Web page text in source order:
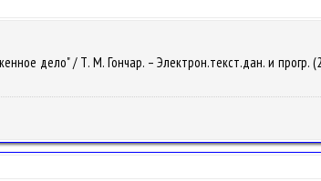
дело" / Т. М. Гончар. – Электрон.текст.дан. и прогр.